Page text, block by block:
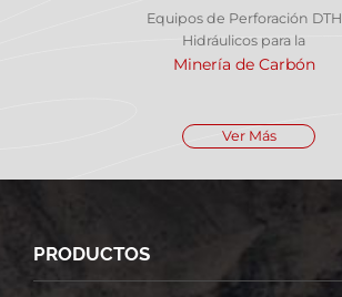
Equipos de Perforación DTH
Hidráulicos para la
Minería de Carbón
Ver Más
PRODUCTOS